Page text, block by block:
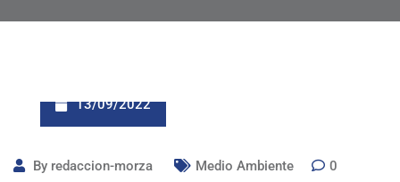
13/09/2022
By redaccion-morza Medio Ambiente
0